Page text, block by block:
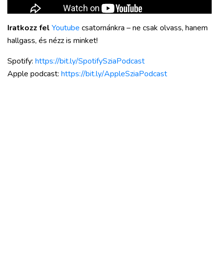
Iratkozz fel Youtube csatornánkra – ne csak olvass, hanem
hallgass, és nézz is minket!
Spotify: https://bit.ly/SpotifySziaPodcast
Apple podcast⁠: https://bit.ly/AppleSziaPodcast